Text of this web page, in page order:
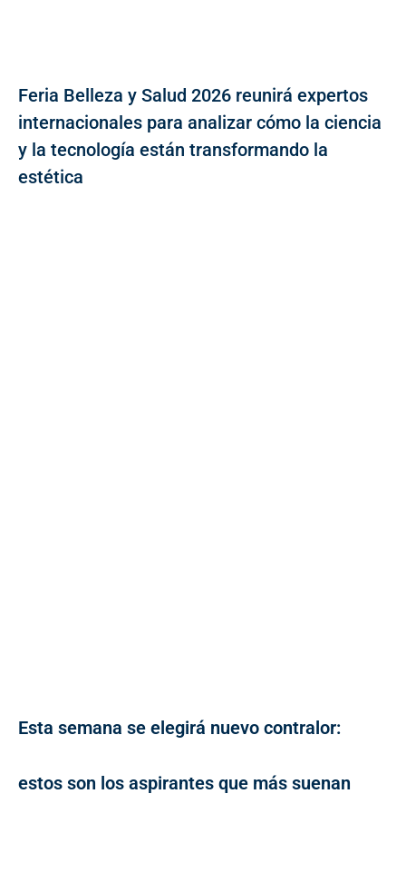
Feria Belleza y Salud 2026 reunirá expertos
internacionales para analizar cómo la ciencia
y la tecnología están transformando la
estética
Esta semana se elegirá nuevo contralor:
estos son los aspirantes que más suenan